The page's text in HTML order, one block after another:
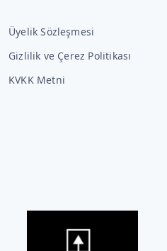
Üyelik Sözleşmesi
Gizlilik ve Çerez Politikası
KVKK Metni